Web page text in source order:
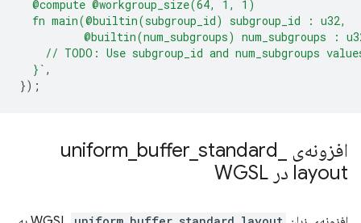
  @compute @workgroup_size(64, 1, 1)
  fn main(@builtin(subgroup_id) subgroup_id : u32,
@builtin(num_subgroups) num_subgroups :
// TODO: Use subgroup_id and num_subgroups
  }`
,
});
افزونه‌ی uniform buffer standard
layout در WGSL